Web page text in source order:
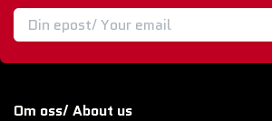
Om oss/ About us